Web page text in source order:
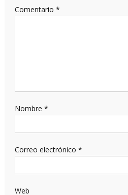
Comentario *
Nombre *
Correo electrónico *
Web